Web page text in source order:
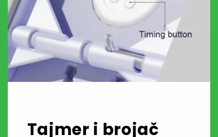
Tajmer i brojač